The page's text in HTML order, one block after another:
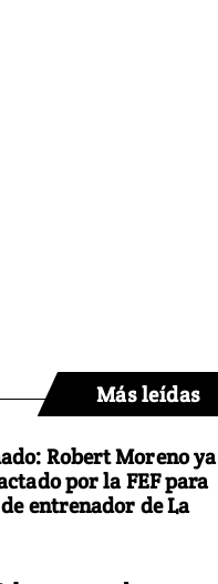
Más leídas
Robert Moreno ya
por la FEF para
entrenador de La